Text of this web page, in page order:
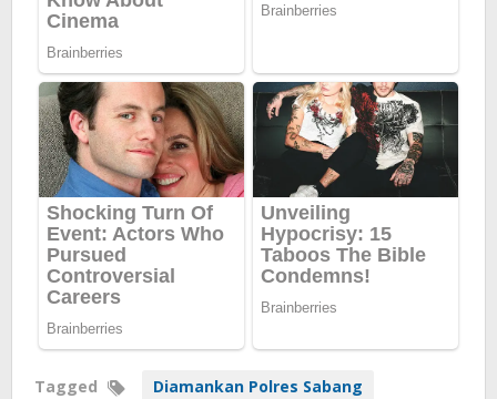
Tagged
Diamankan Polres Sabang